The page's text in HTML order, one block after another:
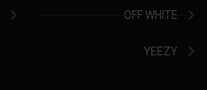
OFF WHITE
YEEZY